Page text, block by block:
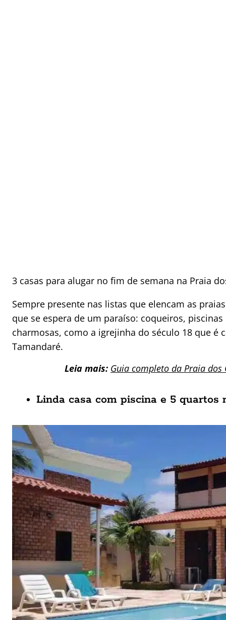
3 casas para alugar no fim de semana na Praia
Sempre presente nas listas que elencam as
que se espera de um paraíso: coqueiros,
charmosas, como a igrejinha do século 18 que
Tamandaré.
Leia mais: Guia completo da Praia dos
Linda casa com piscina e 5